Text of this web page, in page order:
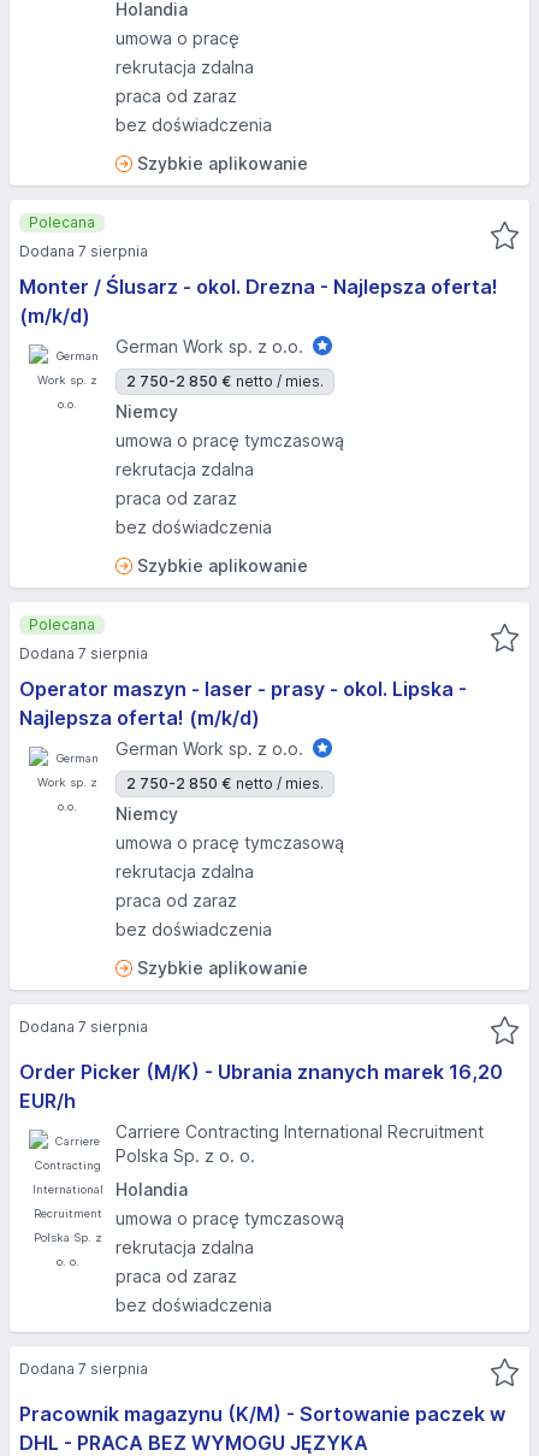
Holandia
umowa o pracę
rekrutacja zdalna
praca od zaraz
bez doświadczenia
Szybkie aplikowanie
Monter / Ślusarz - okol. Drezna - Najlepsza oferta!
(m/k/d)
German Work sp. z o.o.
2 750-2 850 € netto / mies.
Niemcy
umowa o pracę tymczasową
rekrutacja zdalna
praca od zaraz
bez doświadczenia
Szybkie aplikowanie
Polecana
Dodana 7 sierpnia
Operator maszyn - laser - prasy - okol. Lipska -
Najlepsza oferta! (m/k/d)
German Work sp. z o.o.
2 750-2 850 € netto / mies.
Niemcy
umowa o pracę tymczasową
rekrutacja zdalna
praca od zaraz
bez doświadczenia
Szybkie aplikowanie
Polecana
Dodana 7 sierpnia
Order Picker (M/K) - Ubrania znanych marek 16,20
EUR/h
Carriere Contracting International Recruitment
Polska Sp. z o. o.
Holandia
umowa o pracę tymczasową
rekrutacja zdalna
praca od zaraz
bez doświadczenia
Dodana 7 sierpnia
Pracownik magazynu (K/M) - Sortowanie paczek w
DHL - PRACA BEZ WYMOGU JĘZYKA
Dodana 7 sierpnia